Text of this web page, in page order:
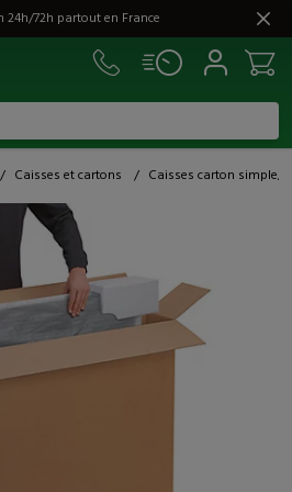
24h/72h partout en France
/ Caisses et cartons / Caisses carton simple,